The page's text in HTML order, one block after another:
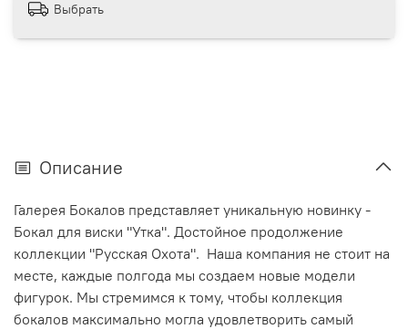
Выбрать
Описание
Галерея Бокалов представляет уникальную новинку -
Бокал для виски "Утка". Достойное продолжение
коллекции "Русская Охота". Наша компания не стоит на
месте, каждые полгода мы создаем новые модели
фигурок. Мы стремимся к тому, чтобы коллекция
бокалов максимально могла удовлетворить самый